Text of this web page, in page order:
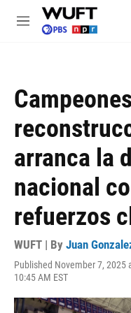
Skip to main content
M
arranca la
nacional
refuerzos
WUFT | By Juan
Published November 7, 2025
10:45 AM EST